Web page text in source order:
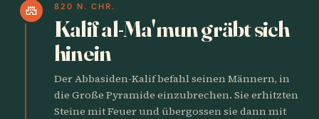
castle 820 N. CHR.
Kalif al-Ma'mun gräbt sich
hinein
Der Abbasiden-Kalif befahl seinen Männern, in
die Große Pyramide einzubrechen. Sie erhitzten
Steine mit Feuer und übergossen sie dann mit